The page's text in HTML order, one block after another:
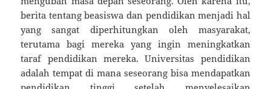
berita tentang beasiswa dan pendidikan menjadi hal
yang sangat diperhitungkan oleh masyarakat,
terutama bagi mereka yang ingin meningkatkan
taraf pendidikan mereka. Universitas pendidikan
adalah tempat di mana seseorang bisa mendapatkan